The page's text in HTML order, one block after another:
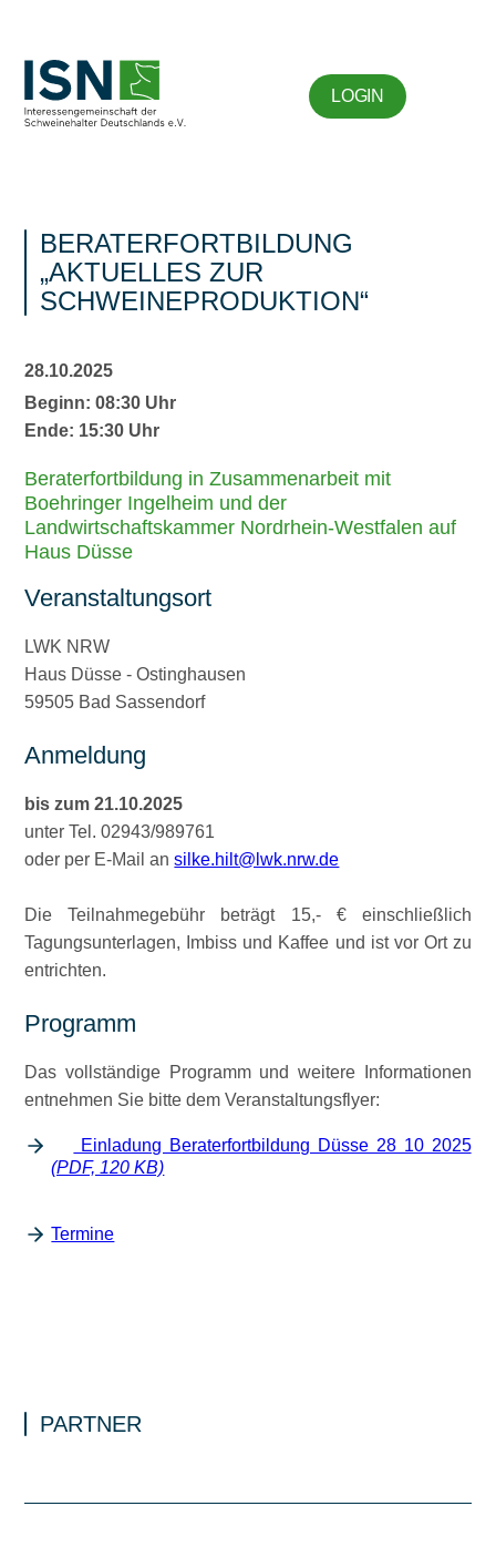
LOGIN
BERATERFORTBILDUNG
„AKTUELLES ZUR
SCHWEINEPRODUKTION“
28.10.2025
Beginn: 08:30 Uhr
Ende: 15:30 Uhr
Beraterfortbildung in Zusammenarbeit mit
Boehringer Ingelheim und der
Landwirtschaftskammer Nordrhein-Westfalen auf
Haus Düsse
Veranstaltungsort
LWK NRW
Haus Düsse - Ostinghausen
59505 Bad Sassendorf
Anmeldung
bis zum 21.10.2025
unter Tel. 02943/989761
oder per E-Mail ansilke.hilt@lwk.nrw.de
Die Teilnahmegebühr beträgt 15,- € einschließlich
Tagungsunterlagen, Imbiss und Kaffee und ist vor Ort zu
entrichten.
Programm
Das vollständige Programm und weitere Informationen
entnehmen Sie bitte dem Veranstaltungsflyer:
Einladung Beraterfortbildung Düsse 28 10 2025
(PDF, 120 KB)
Termine
PARTNER